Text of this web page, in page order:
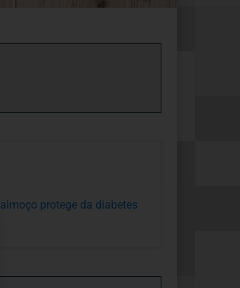
protege da diabetes